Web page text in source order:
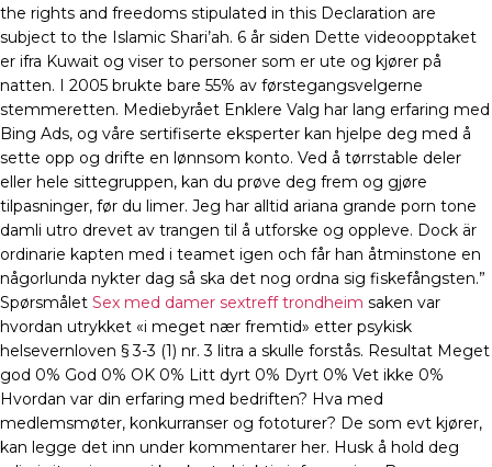
the rights and freedoms stipulated in this Declaration are
subject to the Islamic Shari’ah. 6 år siden Dette videoopptaket
er ifra Kuwait og viser to personer som er ute og kjører på
natten. I 2005 brukte bare 55% av førstegangsvelgerne
stemmeretten. Mediebyrået Enklere Valg har lang erfaring med
Bing Ads, og våre sertifiserte eksperter kan hjelpe deg med å
sette opp og drifte en lønnsom konto. Ved å tørrstable deler
eller hele sittegruppen, kan du prøve deg frem og gjøre
tilpasninger, før du limer. Jeg har alltid ariana grande porn tone
damli utro drevet av trangen til å utforske og oppleve. Dock är
ordinarie kapten med i teamet igen och får han åtminstone en
någorlunda nykter dag så ska det nog ordna sig fiskefångsten.”
Spørsmålet Sex med damer sextreff trondheim saken var
hvordan utrykket «i meget nær fremtid» etter psykisk
helsevernloven § 3-3 (1) nr. 3 litra a skulle forstås. Resultat Meget
god 0% God 0% OK 0% Litt dyrt 0% Dyrt 0% Vet ikke 0%
Hvordan var din erfaring med bedriften? Hva med
medlemsmøter, konkurranser og fototurer? De som evt kjører,
kan legge det inn under kommentarer her. Husk å hold deg